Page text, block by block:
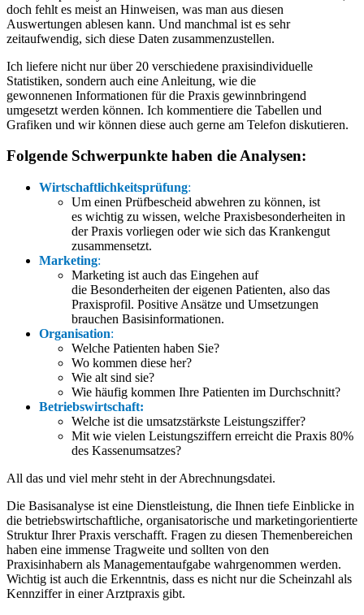
doch fehlt es meist an Hinweisen, was man aus diesen
Auswertungen ablesen kann. Und manchmal ist es sehr
zeitaufwendig, sich diese Daten zusammenzustellen.
Ich liefere nicht nur über 20 verschiedene praxisindividuelle
Statistiken, sondern auch eine Anleitung, wie die
gewonnenen Informationen für die Praxis gewinnbringend
umgesetzt werden können. Ich kommentiere die Tabellen und
Grafiken und wir können diese auch gerne am Telefon diskutieren.
Folgende Schwerpunkte haben die Analysen:
Wirtschaftlichkeitsprüfung:
Um einen Prüfbescheid abwehren zu können, ist
es wichtig zu wissen, welche Praxisbesonderheiten in
der Praxis vorliegen oder wie sich das Krankengut
zusammensetzt.
Marketing:
Marketing ist auch das Eingehen auf
die Besonderheiten der eigenen Patienten, also das
Praxisprofil. Positive Ansätze und Umsetzungen
brauchen Basisinformationen.
Organisation:
Welche Patienten haben Sie?
Wo kommen diese her?
Wie alt sind sie?
Wie häufig kommen Ihre Patienten im Durchschnitt?
Betriebswirtschaft:
Welche ist die umsatzstärkste Leistungsziffer?
Mit wie vielen Leistungsziffern erreicht die Praxis 80%
des Kassenumsatzes?
All das und viel mehr steht in der Abrechnungsdatei.
Die Basisanalyse ist eine Dienstleistung, die Ihnen tiefe Einblicke in
die betriebswirtschaftliche, organisatorische und marketingorientierte
Struktur Ihrer Praxis verschafft. Fragen zu diesen Themenbereichen
haben eine immense Tragweite und sollten von den
Praxisinhabern als Managementaufgabe wahrgenommen werden.
Wichtig ist auch die Erkenntnis, dass es nicht nur die Scheinzahl als
Kennziffer in einer Arztpraxis gibt.